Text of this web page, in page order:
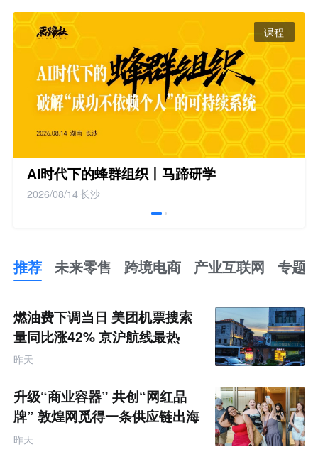
课程
AI时代下的蜂群组织丨马蹄研学
2026/08/14长沙
推荐 未来零售 跨境电商 产业互联网 专题
未
来
零
售
跨
境
商
产
业
互
联
网
燃油费下调当日 美团机票搜索
量同比涨42% 京沪航线最热
昨天
升级“商业容器” 共创“网红品
牌” 敦煌网觅得一条供应链出海
的新路径
昨天